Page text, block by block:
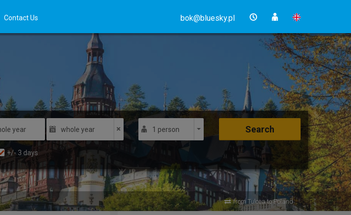
Contact Us bok@bluesky.pl
year whole year 1 person
+/- 3 days
Search
from Tulcea to Poland